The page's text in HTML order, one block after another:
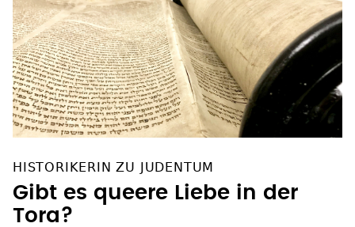
HISTORIKERIN ZU JUDENTUM
Gibt es queere Liebe in der
Tora?